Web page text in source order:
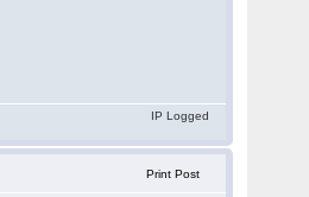
IP Logged
Print Post